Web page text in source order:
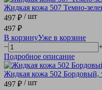
Жидкая кожа 507 Темно-
497 ₽ / шт
497 ₽
В корзинуУже в корзине
−
Подробное описание
Жидкая кожа 502 Бордовый,
497 ₽ / шт